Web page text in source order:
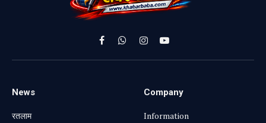
FacebookWhatsApp
InstagramYouTube
News
रतलाम
Company
Information